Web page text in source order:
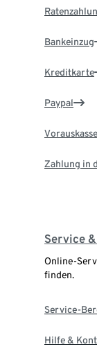
Bankeinzug
Kreditkarte
Paypal
Vorauskasse
Zahlung in
Service
Online-
finden.
Service-
Hilfe &